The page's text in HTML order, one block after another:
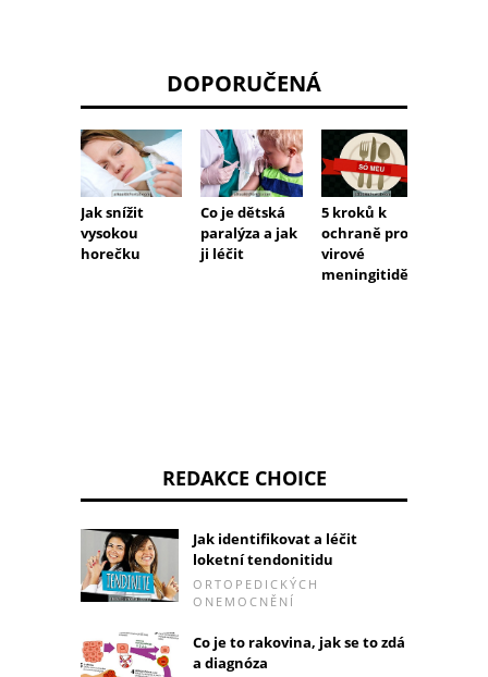
DOPORUČENÁ
Jak snížit
vysokou
horečku
Co je dětská
paralýza a jak
ji léčit
5 kroků k
ochraně proti
virové
meningitidě
REDAKCE CHOICE
Jak identifikovat a léčit
loketní tendonitidu
ORTOPEDICKÝCH
ONEMOCNĚNÍ
Co je to rakovina, jak se to zdá
a diagnóza